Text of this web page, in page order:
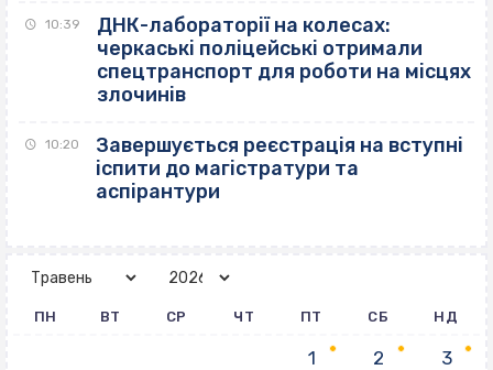
10:39
ДНК-лабораторії на колесах:
черкаські поліцейські отримали
спецтранспорт для роботи на місцях
злочинів
10:20
Завершується реєстрація на вступні
іспити до магістратури та
аспірантури
ПН ВТ СР ЧТ ПТ СБ НД
1 2 3